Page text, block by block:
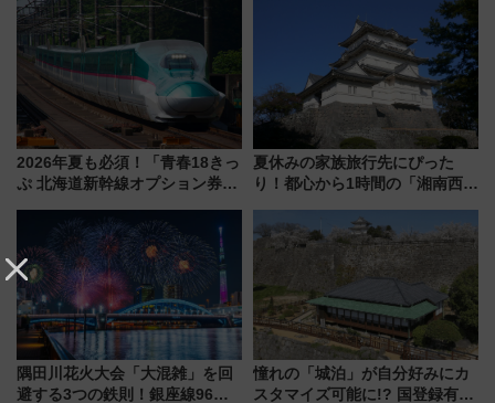
2026年夏も必須！「青春18きっ
ぷ 北海道新幹線オプション券」
夏休みの家族旅行先にぴった
り！都心から1時間の「湘南西エ
島とは異なる魅力を持つ今夏の
注目スポット
隅田川花火大会「大混雑」を回
避する3つの鉄則！銀座線96本
憧れの「城泊」が自分好みにカ
スタマイズ可能に!? 国登録有形